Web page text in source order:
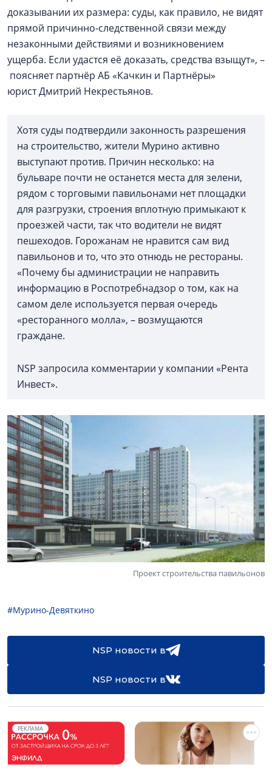
доказывании их размера: суды, как правило, не видят
прямой причинно-следственной связи между
незаконными действиями и возникновением
ущерба. Если удастся её доказать, средства взыщут», –
поясняет партнёр АБ «Качкин и Партнёры»
юрист Дмитрий Некрестьянов.
Хотя суды подтвердили законность разрешения
на строительство, жители Мурино активно
выступают против. Причин несколько: на
бульваре почти не останется места для зелени,
рядом с торговыми павильонами нет площадки
для разгрузки, строения вплотную примыкают к
проезжей части, так что водители не видят
пешеходов. Горожанам не нравится сам вид
павильонов и то, что это отнюдь не рестораны.
«Почему бы администрации не направить
информацию в Роспотребнадзор о том, как на
самом деле используется первая очередь
«ресторанного молла», – возмущаются
граждане.
NSP запросила комментарии у компании «Рента
Инвест».
Проект строительства павильонов
#Мурино-Девяткино
NSP новости в
NSP новости в
РЕКЛАМА